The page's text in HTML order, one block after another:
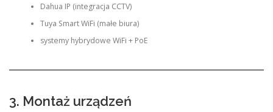
Dahua IP (integracja CCTV)
Tuya Smart WiFi (małe biura)
systemy hybrydowe WiFi + PoE
3. Montaż urządzeń